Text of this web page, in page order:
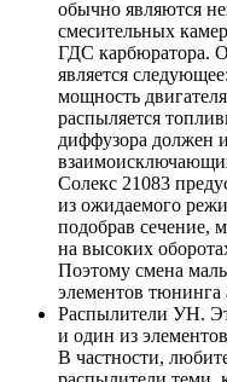
обычно являются
смесительных
ГДС карбюратора.
является
мощность
распыляется
диффузора должен
Солекс 21083
из ожидаемого
подобрав сечение,
на высоких
Поэтому смена
элементов тюнинга
Распылители УН.
и один из
В частности,